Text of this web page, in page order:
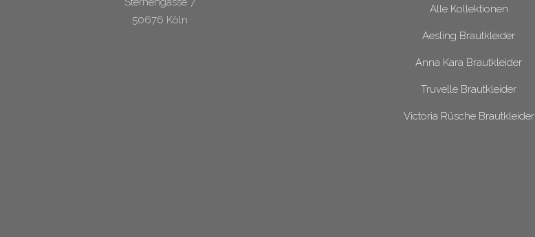
50676 Köln
Alle Kollektionen
Aesling Brautkleider
Anna Kara Brautkleider
Truvelle Brautkleider
Victoria Rüsche Brautkleider